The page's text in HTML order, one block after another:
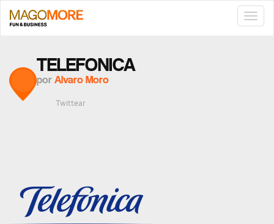
TELEFONICA
porAlvaro Moro
Twittear